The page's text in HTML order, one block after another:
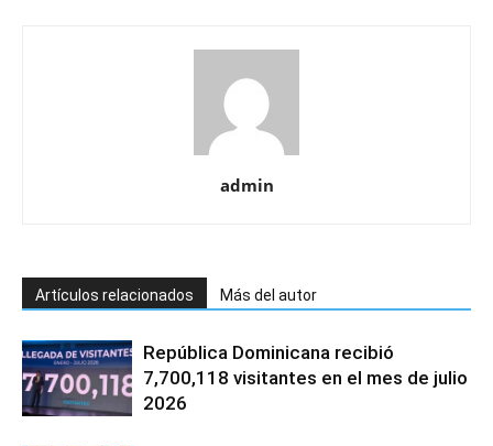
admin
Artículos relacionados Más del autor
República Dominicana recibió
7,700,118 visitantes en el mes de julio
2026